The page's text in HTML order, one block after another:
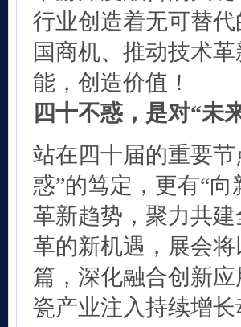
行业创造着无可替
国商机、推动技术
能，创造价值！
四十不惑，是对“未
站在四十届的重要
惑”的笃定，更有“
革新趋势，聚力共
革的新机遇，展会
篇，深化融合创新
瓷产业注入持续增长